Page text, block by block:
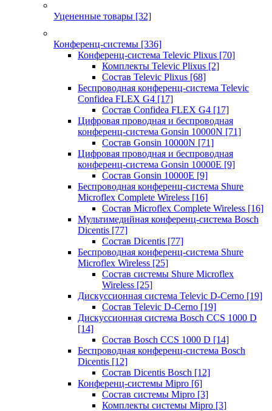
Уцененные товары [32]
Конференц-системы [336]
Конференц-система Televic Plixus [70]
Комплекты Televic Plixus [2]
Состав Televic Plixus [68]
Беспроводная конференц-система Televic
Confidea FLEX G4 [17]
Состав Confidea FLEX G4 [17]
Цифровая проводная и беспроводная
конференц-система Gonsin 10000N [71]
Состав Gonsin 10000N [71]
Цифровая проводная и беспроводная
конференц-система Gonsin 10000E [9]
Состав Gonsin 10000E [9]
Беспроводная конференц-система Shure
Microflex Complete Wireless [16]
Состав Microflex Complete Wireless [16]
Мультимедийная конференц-система Bosch
Dicentis [77]
Состав Dicentis [77]
Беспроводная конференц-система Shure
Microflex Wireless [25]
Состав системы Shure Microflex
Wireless [25]
Дискуссионная система Televic D-Cerno [19]
Состав Televic D-Cerno [19]
Дискуссионная система Bosch CCS 1000 D
[14]
Состав Bosch CCS 1000 D [14]
Беспроводная конференц-система Bosch
Dicentis [12]
Состав Dicentis Bosch [12]
Конференц-системы Mipro [6]
Состав системы Mipro [3]
Комплекты системы Mipro [3]